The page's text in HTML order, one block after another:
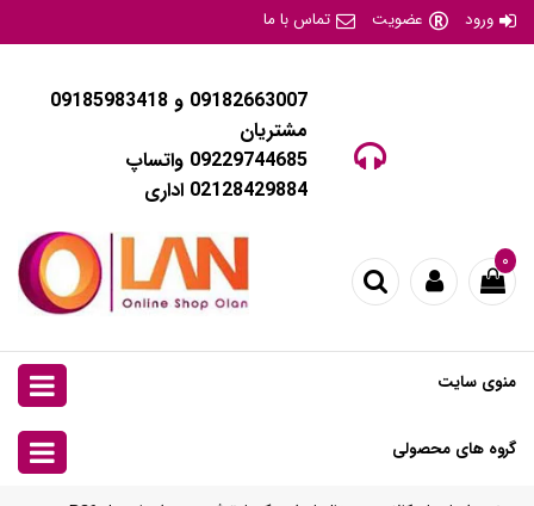
ورود عضویت تماس با ما
09182663007 و 09185983418
مشتریان
09229744685 واتساپ
02128429884 اداری
۰
منوی سایت
گروه های محصولی